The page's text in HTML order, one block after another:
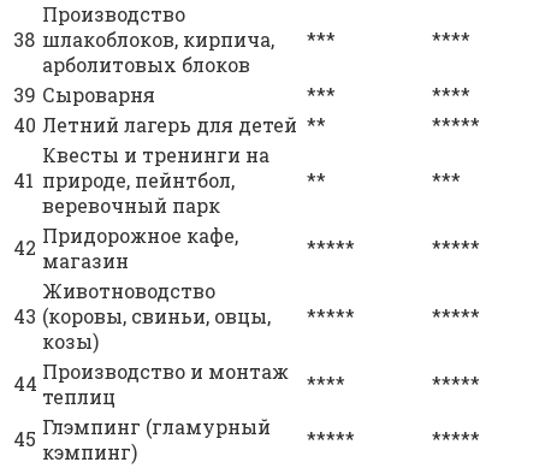
38
Производство
шлакоблоков, кирпича,
арболитовых блоков
*** ****
39 Сыроварня ***
****
40 Летний лагерь для детей ** *****
41
Квесты и тренинги на
природе, пейнтбол,
веревочный парк
** ***
42 Придорожное кафе,
магазин
***** *****
43
Животноводство
(коровы, свиньи, овцы,
козы)
***** *****
44 Производство и монтаж
теплиц
**** *****
45 Глэмпинг (гламурный
кэмпинг)
***** *****